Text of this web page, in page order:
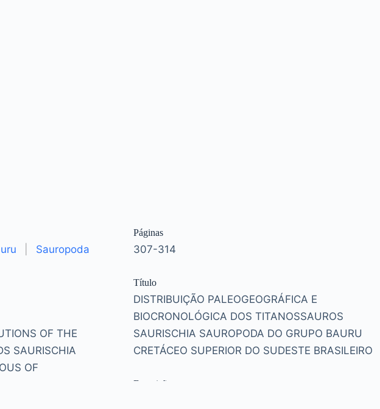
Sauropoda
OF THE
SAURISCHIA
OF
Páginas
307-314
Título
DISTRIBUIÇÃO PALEOGEOGRÁFICA E
BIOCRONOLÓGICA DOS TITANOSSAUROS
SAURISCHIA SAUROPODA DO GRUPO BAURU
CRETÁCEO SUPERIOR DO SUDESTE BRASILEIRO
Descrição